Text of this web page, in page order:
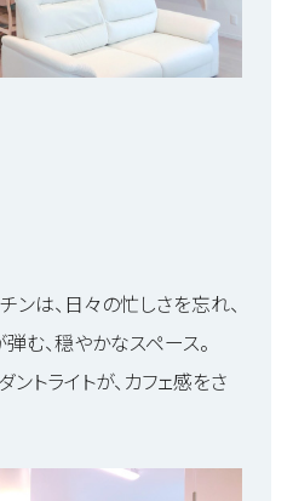
ンは、日々の忙しさを忘れ、
む、穏やかなスペース。
トライトが、カフェ感をさ